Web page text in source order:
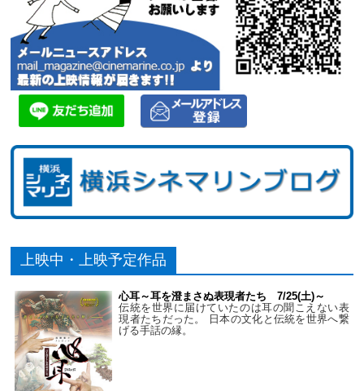
上映中・上映予定作品
心耳～耳を澄まさぬ表現者たち 7/25(土)～
伝統を世界に届けていたのは耳の聞こえない表
現者たちだった。 日本の文化と伝統を世界へ繋
げる手話の縁。